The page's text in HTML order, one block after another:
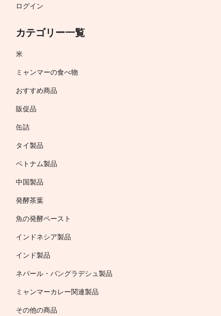
ログイン
カテゴリー一覧
米
ミャンマーの食べ物
おすすめ商品
販促品
缶詰
タイ製品
ベトナム製品
中国製品
発酵茶葉
魚の発酵ペースト
インドネシア製品
インド製品
ネパール・バングラデシュ製品
ミャンマーカレー関連製品
その他の商品